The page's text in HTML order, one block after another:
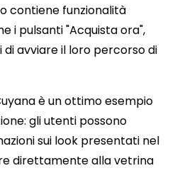
contiene funzionalità
i pulsanti "Acquista ora",
avviare il loro percorso di
è un ottimo esempio
gli utenti possono
sui look presentati nel
direttamente alla vetrina